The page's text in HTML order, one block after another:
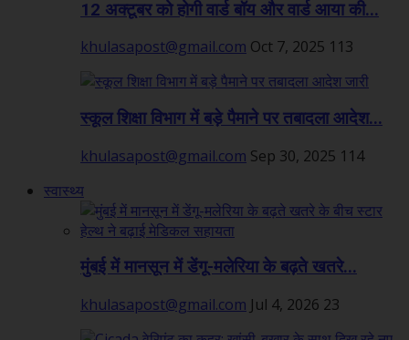
12 अक्टूबर को होगी वार्ड बॉय और वार्ड आया की...
khulasapost@gmail.com Oct 7, 2025 113
स्कूल शिक्षा विभाग में बड़े पैमाने पर तबादला आदेश...
khulasapost@gmail.com Sep 30, 2025 114
स्वास्थ्य
मुंबई में मानसून में डेंगू-मलेरिया के बढ़ते खतरे...
khulasapost@gmail.com Jul 4, 2026 23